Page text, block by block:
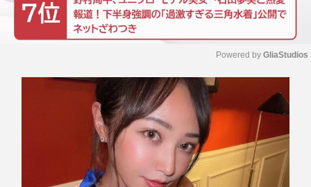
t
e
Powered by GliaStudios